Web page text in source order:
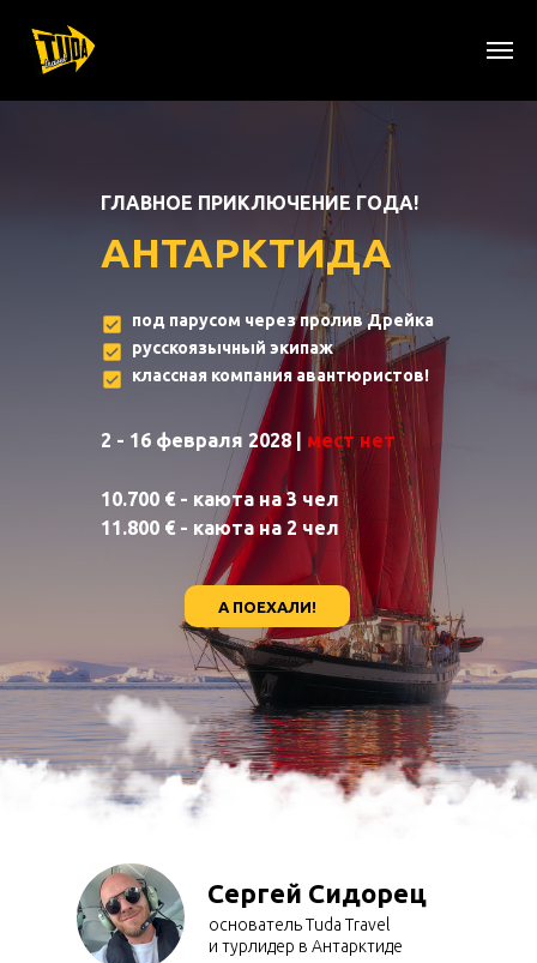
АНТАРКТИДА
ГЛАВНОЕ ПРИКЛЮЧЕНИЕ ГОДА!
2 - 16 февраля 2028 | мест нет
А ПОЕХАЛИ!
10.700 € - каюта на 3 чел
11.800 € - каюта на 2 чел
под парусом через пролив Дрейка
русскоязычный экипаж
классная компания авантюристов!
Сергей Сидорец
основатель Tuda Travel
и турлидер в Антарктиде